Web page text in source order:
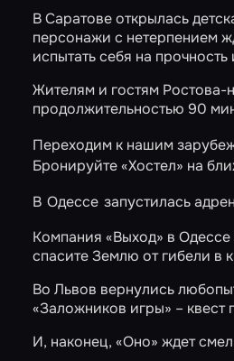
В Саратове открылась
персонажи с нетерпением
испытать себя на
Жителям и гостям Ростова-
продолжительностью 90
Переходим к нашим
Бронируйте«Хостел» на
В Одессе запустилась
Компания «Выход» в
спасите Землю от гибели в
Во Львов вернулись
«Заложников игры» – квест
И, наконец, «Оно» ждет